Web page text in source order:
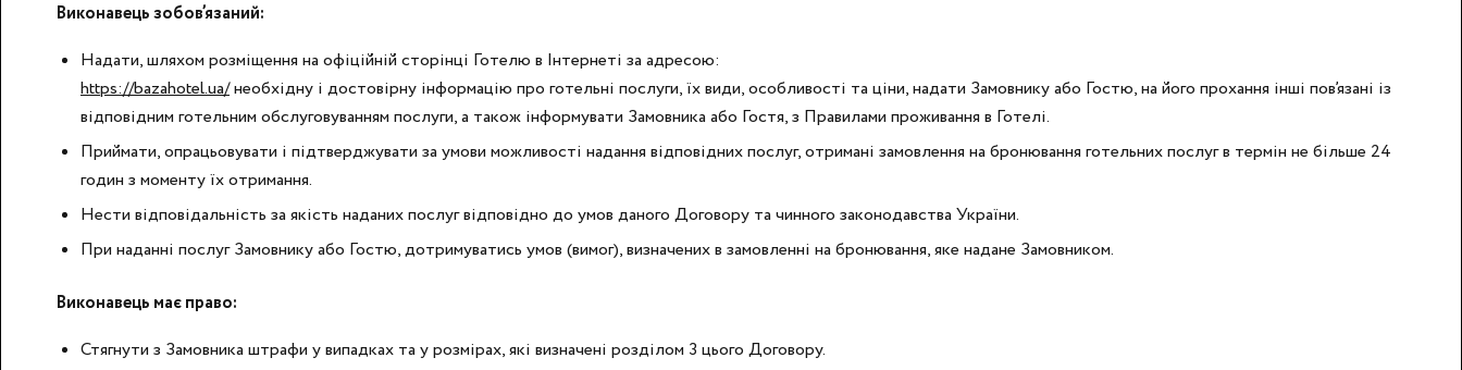
Виконавець зобов’язаний:
Надати, шляхом розміщення на офіційній сторінці Готелю в Інтернеті за адресою:
https://bazahotel.ua/необхідну і достовірну інформацію про готельні послуги, їх види, особливості та ціни, надати Замовнику або Гостю, на його прохання інші пов’язані із
відповідним готельним обслуговуванням послуги, а також інформувати Замовника або Гостя, з Правилами проживання в Готелі.
Приймати, опрацьовувати і підтверджувати за умови можливості надання відповідних послуг, отримані замовлення на бронювання готельних послуг в термін не більше 24
годин з моменту їх отримання.
Нести відповідальність за якість наданих послуг відповідно до умов даного Договору та чинного законодавства України.
При наданні послуг Замовнику або Гостю, дотримуватись умов (вимог), визначених в замовленні на бронювання, яке надане Замовником.
Виконавець має право:
Стягнути з Замовника штрафи у випадках та у розмірах, які визначені розділом 3 цього Договору.